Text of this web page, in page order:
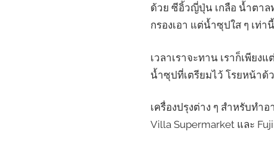
ด้วย ซีอิ้วญี่ปุ่น เกลือ น้ำตาล
กรองเอา แต่น้ำซุปใส ๆ เท่
เวลาเราจะทาน เราก็เพีย
น้ำซุปที่เตรียมไว้ โรยหน้า
เครื่องปรุงต่าง ๆ สำหรับทำ
Villa Supermarket และ